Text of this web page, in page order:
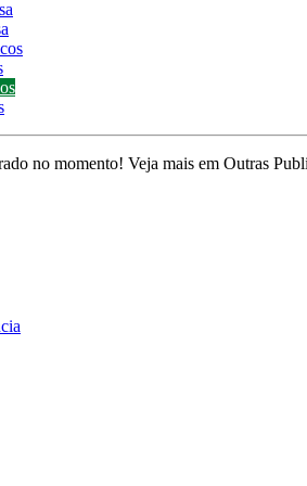
no momento! Veja mais em Outras